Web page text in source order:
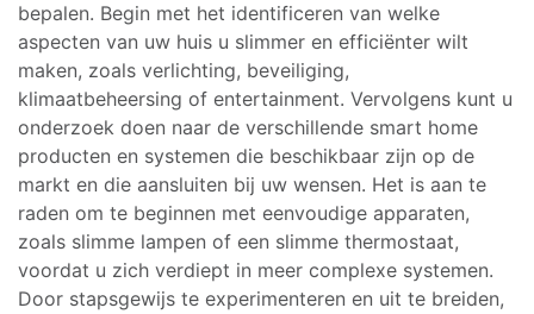
bepalen. Begin met het identificeren van welke
aspecten van uw huis u slimmer en efficiënter wilt
maken, zoals verlichting, beveiliging,
klimaatbeheersing of entertainment. Vervolgens kunt u
onderzoek doen naar de verschillende smart home
producten en systemen die beschikbaar zijn op de
markt en die aansluiten bij uw wensen. Het is aan te
raden om te beginnen met eenvoudige apparaten,
zoals slimme lampen of een slimme thermostaat,
voordat u zich verdiept in meer complexe systemen.
Door stapsgewijs te experimenteren en uit te breiden,